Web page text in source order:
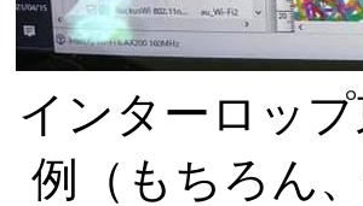
インターロッ
例（もちろん